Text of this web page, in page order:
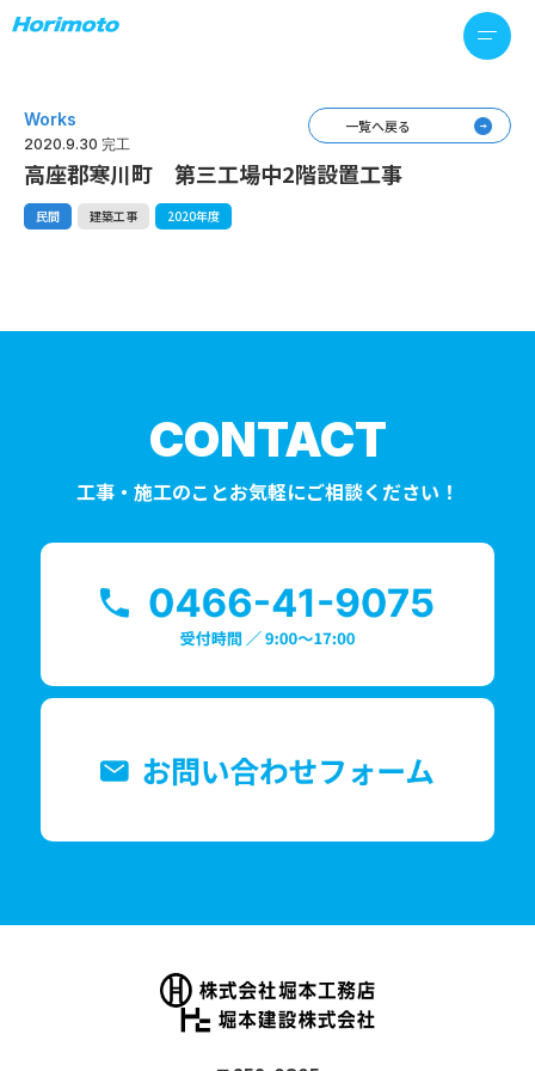
Works
2020.9.30 完工
高座郡寒川町 第三工場中2階設置工事
民間 建築工事 2020年度
一覧へ戻る
CONTACT
工事・施工のことお気軽にご相談ください！